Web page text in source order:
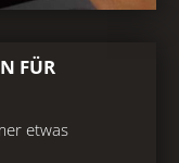
FÜR
etwas